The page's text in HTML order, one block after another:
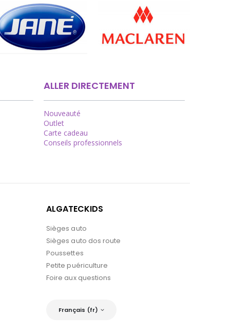
ALLER DIRECTEMENT
Nouveauté
Outlet
Carte cadeau
Conseils professionnels
ALGATECKIDS
Sièges auto
Sièges auto dos route
Poussettes
Petite puériculture
Foire aux questions
Français (fr)